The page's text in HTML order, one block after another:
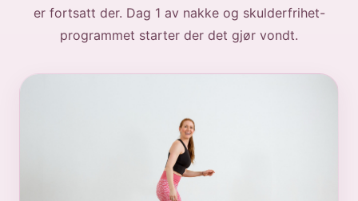
er fortsatt der. Dag 1 av nakke og skulderfrihet-
programmet starter der det gjør vondt.